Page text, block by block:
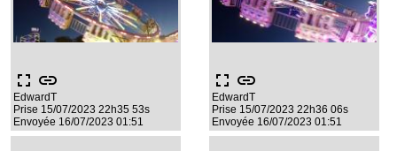
fullscreen link
EdwardT
Prise 15/07/2023 22h35 53s
Envoyée 16/07/2023 01:51
fullscreen link
EdwardT
Prise 15/07/2023 22h36 06s
Envoyée 16/07/2023 01:51